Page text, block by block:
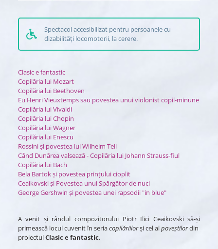
Spectacol accesibilizat pentru persoanele cu
dizabilități locomotorii, la cerere.
Clasic e fantastic
Copilăria lui Mozart
Copilăria lui Beethoven
Eu Henri Vieuxtemps sau povestea unui violonist copil-minune
Copilăria lui Vivaldi
Copilăria lui Chopin
Copilăria lui Wagner
Copilăria lui Enescu
Rossini și povestea lui Wilhelm Tell
Când Dunărea valsează - Copilăria lui Johann Strauss-fiul
Copilăria lui Bach
Bela Bartok și povestea prințului cioplit
Ceaikovski și Povestea unui Spărgător de nuci
George Gershwin și povestea unei rapsodii "in blue"
A venit și rândul compozitorului Piotr Ilici Ceaikovski să-și
primească locul cuvenit în seriacopilăriilorși cel alpoveștilordin
proiectulClasic e fantastic.